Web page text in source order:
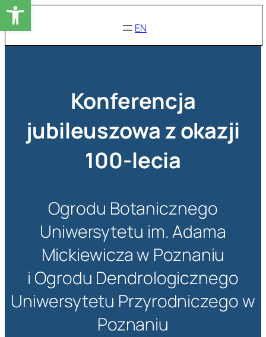
Otwórz pasek narzędzi
Przejdź
do
EN
Konferencja
jubileuszowa z okazji
100-lecia
Ogrodu Botanicznego
Uniwersytetu im. Adama
Mickiewicza w Poznaniu
i Ogrodu Dendrologicznego
Uniwersytetu Przyrodniczego w
Poznaniu